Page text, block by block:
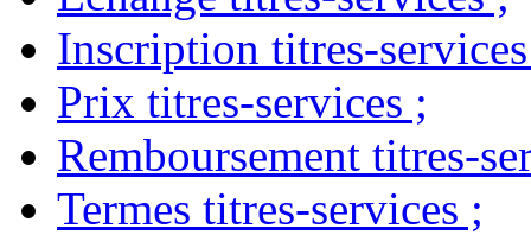
Inscription titres-services
Prix titres-services ;
Remboursement titres-
Termes titres-services ;